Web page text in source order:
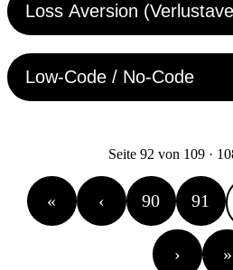
Loss Aversion
Low-Code / No-Code
Seite 92 von 109 ·
« ‹ 90 91
› »